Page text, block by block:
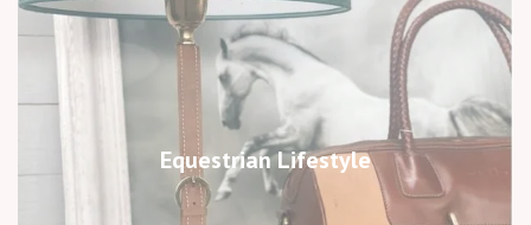
Equestrian Lifestyle